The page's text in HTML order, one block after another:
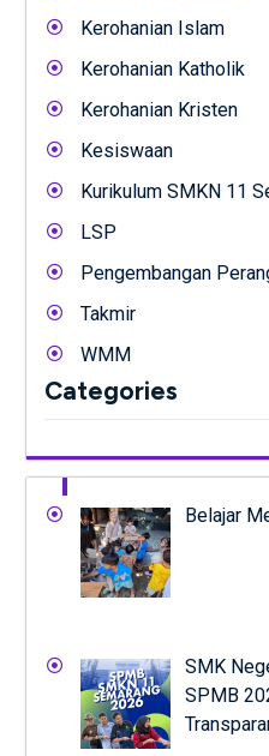
Kerohanian Islam
Kerohanian Katholik
Kerohanian Kristen
Kesiswaan
Kurikulum SMKN 11
LSP
Pengembangan
Takmir
WMM
Categories
Belajar
SMK
SPMB